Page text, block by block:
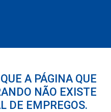
A PÁGINA QUE
NÃO EXISTE
DE EMPREGOS.